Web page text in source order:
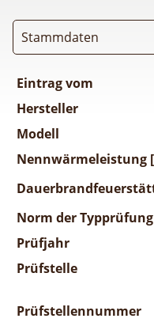
Stammdaten
Eintrag vom
Hersteller
Modell
Nennwärmeleistung
Norm der Typprüfung
Prüfjahr
Prüfstelle
Prüfstellennummer